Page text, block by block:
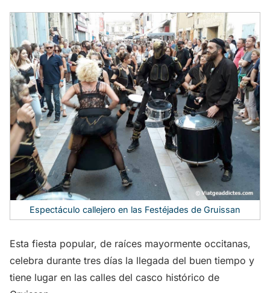
Espectáculo callejero en las Festéjades de Gruissan
Esta fiesta popular, de raíces mayormente occitanas,
celebra durante tres días la llegada del buen tiempo y
tiene lugar en las calles del casco histórico de